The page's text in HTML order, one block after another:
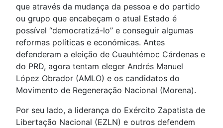
que através da mudança da pessoa e do partido
ou grupo que encabeçam o atual Estado é
possível “democratizá-lo” e conseguir algumas
reformas políticas e económicas. Antes
defenderam a eleição de Cuauhtémoc Cárdenas e
do PRD, agora tentam eleger Andrés Manuel
López Obrador (AMLO) e os candidatos do
Movimento de Regeneração Nacional (Morena).
Por seu lado, a liderança do Exército Zapatista de
Libertação Nacional (EZLN) e outros defendem